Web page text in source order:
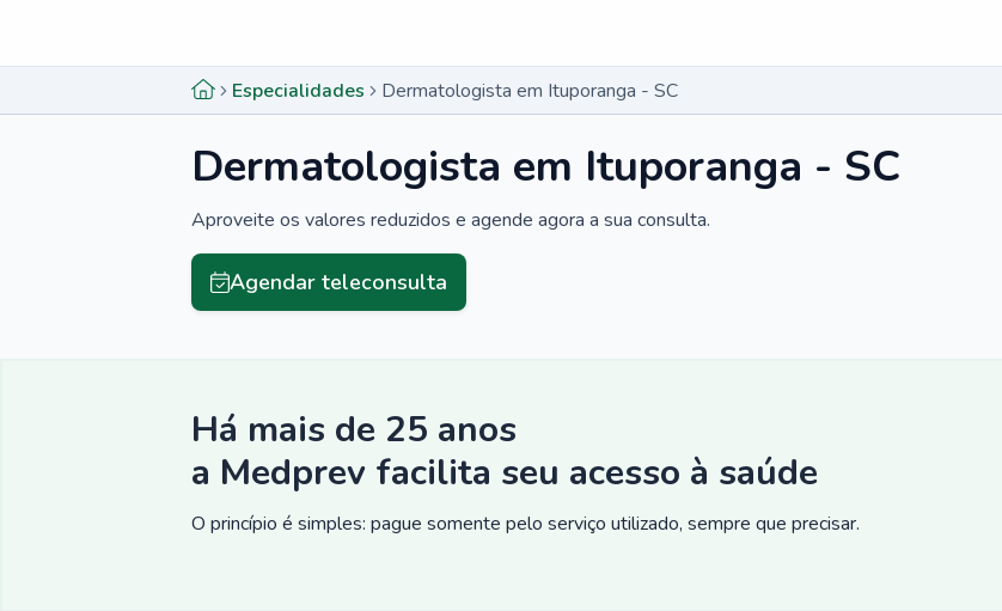
Especialidades Dermatologista em Ituporanga - SC
Dermatologista em Ituporanga - SC
Aproveite os valores reduzidos e agende agora a sua consulta.
Agendar teleconsulta
Há mais de 25 anos
a Medprev facilita seu acesso à saúde
O princípio é simples: pague somente pelo serviço utilizado, sempre que precisar.